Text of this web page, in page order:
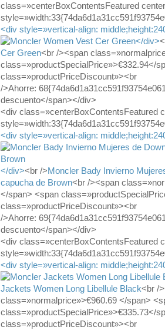
class=»centerBoxContentsFeatured
<div style=»vertical-align:
</div>
Cer Green<br /><span
class=»productSpecialPrice»>€332.94</
class=»productPriceDiscount»><br
/>Ahorre:
descuento</span></div>
<div class=»centerBoxContentsFeatured
<div style=»vertical-align:
</div><br />Moncler Bady Invierno
capucha de Brown<br /><span
</span> <span
class=»productPriceDiscount»><br
/>Ahorre:
descuento</span></div>
<div class=»centerBoxContentsFeatured
<div style=»vertical-align:
Jackets Women Long Libellule Black<br /
class=»normalprice»>€960.69 </span>
class=»productSpecialPrice»>€335.73</
class=»productPriceDiscount»><br